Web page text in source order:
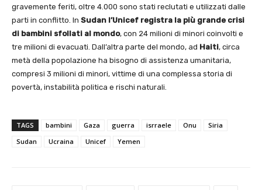
gravemente feriti, oltre 4.000 sono stati reclutati e utilizzati dalle
parti in conflitto. In Sudan l’Unicef registra la più grande crisi
di bambini sfollati al mondo, con 24 milioni di minori coinvolti e
tre milioni di evacuati. Dall’altra parte del mondo, ad Haiti, circa
metà della popolazione ha bisogno di assistenza umanitaria,
compresi 3 milioni di minori, vittime di una complessa storia di
povertà, instabilità politica e rischi naturali.
TAGS bambini Gaza guerra isrraele Onu
Siria
Sudan
Ucraina Unicef Yemen